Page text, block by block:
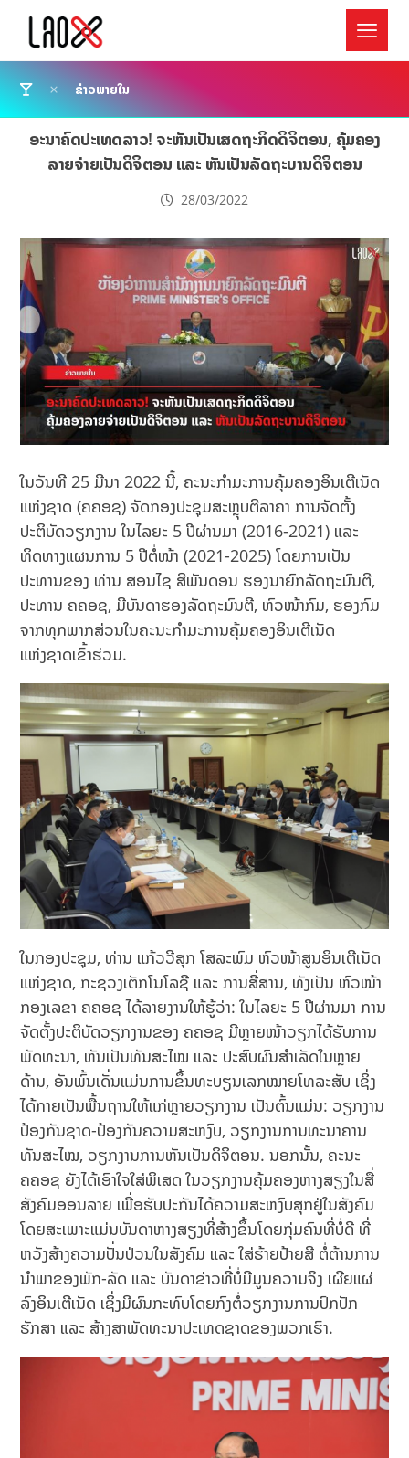
ຂ່າວພາຍໃນ
ອະນາຄົດປະເທດລາວ! ຈະຫັນເປັນເສດຖະກິດດິຈິຕອນ, ຄຸ້ມຄອງ
ລາຍຈ່າຍເປັນດິຈິຕອນ ແລະ ຫັນເປັນລັດຖະບານດິຈິຕອນ
28/03/2022
ໃນວັນທີ 25 ມີນາ 2022 ນີ້, ຄະນະກຳມະການຄຸ້ມຄອງອິນເຕີເນັດ
ແຫ່ງຊາດ (ຄຄອຊ) ຈັດກອງປະຊຸມສະຫຼຸບຕີລາຄາ ການຈັດຕັ້ງ
ປະຕິບັດວຽກງານ ໃນໄລຍະ 5 ປີຜ່ານມາ (2016-2021) ແລະ
ທິດທາງແຜນການ 5 ປີຕໍ່ໜ້າ (2021-2025) ໂດຍການເປັນ
ປະທານຂອງ ທ່ານ ສອນໄຊ ສີພັນດອນ ຮອງນາຍົກລັດຖະມົນຕີ,
ປະທານ ຄຄອຊ, ມີບັນດາຮອງລັດຖະມົນຕີ, ຫົວໜ້າກົມ, ຮອງກົມ
ຈາກທຸກພາກສ່ວນໃນຄະນະກໍາມະການຄຸ້ມຄອງອິນເຕີເນັດ
ແຫ່ງຊາດເຂົ້າຮ່ວມ.
ໃນກອງປະຊຸມ, ທ່ານ ແກ້ວວີສຸກ ໂສລະພົມ ຫົວໜ້າສູນອິນເຕີເນັດ
ແຫ່ງຊາດ, ກະຊວງເຕັກໂນໂລຊີ ແລະ ການສື່ສານ, ທັງເປັນ ຫົວໜ້າ
ກອງເລຂາ ຄຄອຊ ໄດ້ລາຍງານໃຫ້ຮູ້ວ່າ: ໃນໄລຍະ 5 ປີຜ່ານມາ ການ
ຈັດຕັ້ງປະຕິບັດວຽກງານຂອງ ຄຄອຊ ມີຫຼາຍໜ້າວຽກໄດ້ຮັບການ
ພັດທະນາ, ຫັນເປັນທັນສະໄໝ ແລະ ປະສົບຜົນສຳເລັດໃນຫຼາຍ
ດ້ານ, ອັນພົ້ນເດັ່ນແມ່ນການຂຶ້ນທະບຽນເລກໝາຍໂທລະສັບ ເຊິ່ງ
ໄດ້ກາຍເປັນພື້ນຖານໃຫ້ແກ່ຫຼາຍວຽກງານ ເປັນຕົ້ນແມ່ນ: ວຽກງານ
ປ້ອງກັນຊາດ-ປ້ອງກັນຄວາມສະຫງົບ, ວຽກງານການທະນາຄານ
ທັນສະໄໝ, ວຽກງານການຫັນເປັນດິຈິຕອນ. ນອກນັ້ນ, ຄະນະ
ຄຄອຊ ຍັງໄດ້ເອົາໃຈໃສ່ພິເສດ ໃນວຽກງານຄຸ້ມຄອງຫາງສຽງໃນສື່
ສັງຄົມອອນລາຍ ເພື່ອຮັບປະກັນໄດ້ຄວາມສະຫງົບສຸກຢູ່ໃນສັງຄົມ
ໂດຍສະເພາະແມ່ນບັນດາຫາງສຽງທີ່ສ້າງຂຶ້ນໂດຍກຸ່ມຄົນທີ່ບໍ່ດີ ທີ່
ຫວັງສ້າງຄວາມປັ່ນປ່ວນໃນສັງຄົມ ແລະ ໃສ່ຮ້າຍປ້າຍສີ ຕໍ່ຕ້ານການ
ນຳພາຂອງພັກ-ລັດ ແລະ ບັນດາຂ່າວທີ່ບໍ່ມີມູນຄວາມຈິງ ເຜີຍແຜ່
ລົງອິນເຕີເນັດ ເຊິ່ງມີຜົນກະທົບໂດຍກົງຕໍ່ວຽກງານການປົກປັກ
ຮັກສາ ແລະ ສ້າງສາພັດທະນາປະເທດຊາດຂອງພວກເຮົາ.